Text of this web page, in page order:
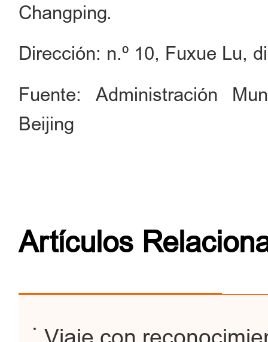
Changping.
Dirección: n.º 10, Fuxue Lu,
Fuente: Administración
Beijing
Artículos